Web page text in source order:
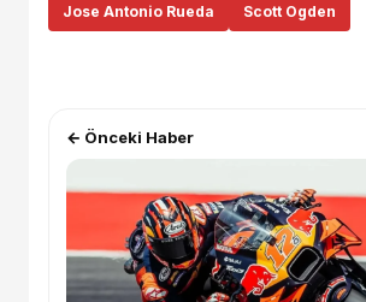
Jose Antonio Rueda Scott Ogden
← Önceki Haber